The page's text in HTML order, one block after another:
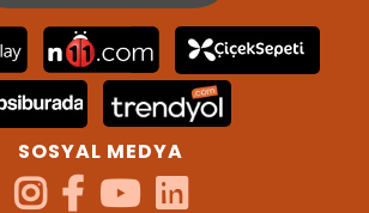
SOSYAL MEDYA